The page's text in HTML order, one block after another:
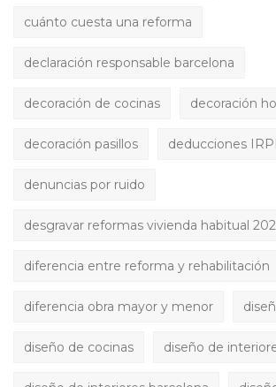
cuánto cuesta una reforma
declaración responsable barcelona
decoración de cocinas decoración
decoración pasillos deducciones
denuncias por ruido
desgravar reformas vivienda habitual
diferencia entre reforma y rehabilitación
diferencia obra mayor y menor
diseño de cocinas diseño de